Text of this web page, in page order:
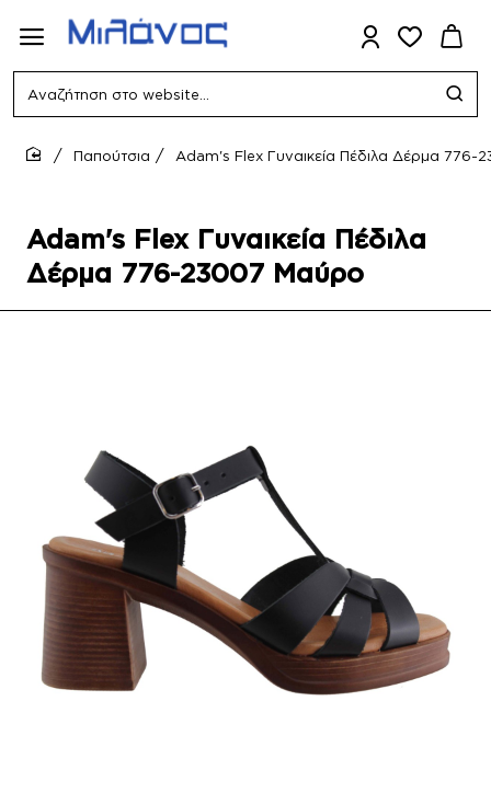
Αναζήτηση
website...
Adam's Flex Γυναικεία Πέδιλα
Δέρμα 776-23007 Μαύρο
Παπούτσια Adam's Flex Γυναικεία Πέδιλα Δέρμα